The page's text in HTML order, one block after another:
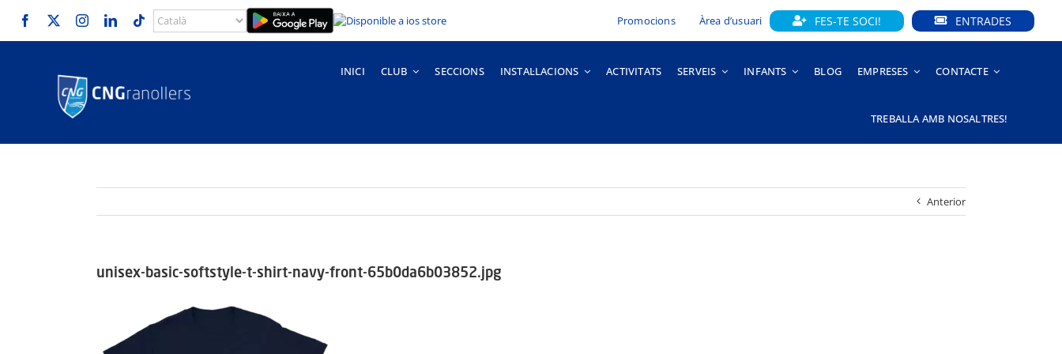
Promocions Àrea d’usuari FES-TE SOCI! ENTRADES
INICI CLUB SECCIONS INSTAL·LACIONS ACTIVITATS SERVEIS INFANTS BLOG EMPRESES CONTACTE
TREBALLA AMB NOSALTRES!
Anterior
unisex-basic-softstyle-t-shirt-navy-front-65b0da6b03852.jpg